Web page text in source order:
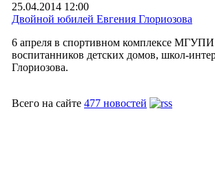
25.04.2014 12:00
Двойной юбилей Евгения Глориозова
6 апреля в спортивном комплексе МГУПИ
воспитанников детских домов, школ-
Глориозова.
Всего на сайте 477 новостей